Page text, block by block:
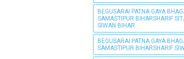
BEGUSARAI PATNA GAYA
SAMASTIPUR BIHARSHARIF
SIWAN BIHAR
BEGUSARAI PATNA GAYA
SAMASTIPUR BIHARSHARIF